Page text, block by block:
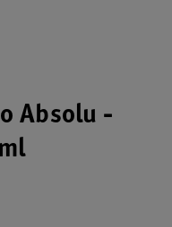
Absolu -